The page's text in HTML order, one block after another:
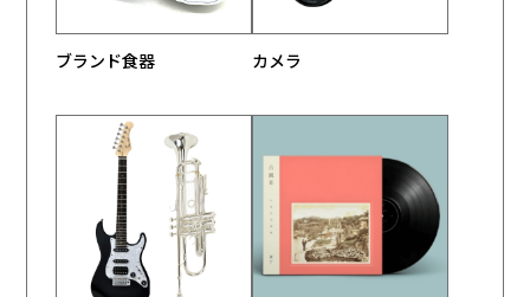
ブランド食器 カメラ